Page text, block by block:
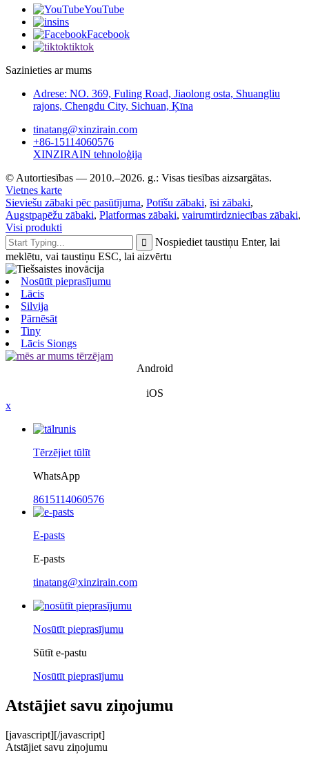
YouTube
ins
Facebook
tiktok
Sazinieties ar mums
Adrese: NO. 369, Fuling Road, Jiaolong osta, Shuangliu
rajons, Chengdu City, Sichuan, Ķīna
tinatang@xinzirain.com
+86-15114060576
XINZIRAIN tehnoloģija
© Autortiesības — 2010.–2026. g.: Visas tiesības aizsargātas.
Vietnes karte
Sieviešu zābaki pēc pasūtījuma, Potīšu zābaki,īsi zābaki,
Augstpapēžu zābaki, Platformas zābaki, vairumtirdzniecības zābaki,
Visi produkti
Nospiediet taustiņu Enter, lai
meklētu, vai taustiņu ESC, lai aizvērtu
Nosūtīt pieprasījumu
Lācis
Silvija
Pārnēsāt
Tiny
Lācis Siongs
Android
iOS
x
Tērzējiet tūlīt
WhatsApp
8615114060576
E-pasts
E-pasts
tinatang@xinzirain.com
Nosūtīt pieprasījumu
Sūtīt e-pastu
Nosūtīt pieprasījumu
Atstājiet savu ziņojumu
[javascript][/javascript]
Atstājiet savu ziņojumu